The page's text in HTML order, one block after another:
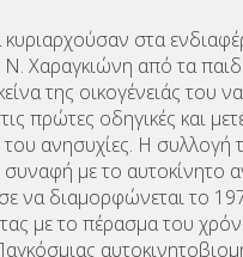
κυριαρχούσαν στα
Χαραγκιώνη από τα
της οικογένειάς του
πρώτες οδηγικές και
του ανησυχίες. Η συλλογή
συναφή με το αυτοκίνητο
να διαμορφώνεται το
με το πέρασμα του